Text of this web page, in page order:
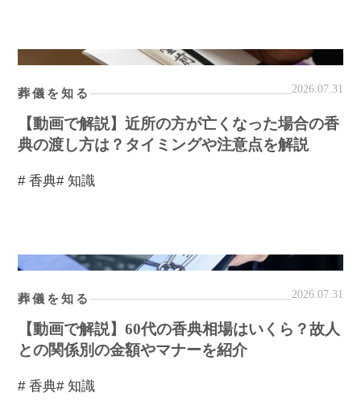
葬儀を知る 2026.07.31
【動画で解説】近所の方が亡くなった場合の香
典の渡し方は？タイミングや注意点を解説
# 香典# 知識
葬儀を知る 2026.07.31
【動画で解説】60代の香典相場はいくら？故人
との関係別の金額やマナーを紹介
# 香典# 知識